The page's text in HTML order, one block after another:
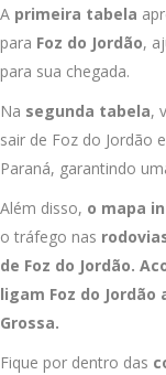
A primeira tabela
para Foz do Jordão,
para sua chegada.
Na segunda tabela,
sair de Foz do Jordão
Paraná, garantindo
Além disso, o mapa
o tráfego nas
de Foz do Jordão.
ligam Foz do Jordão
Grossa.
Fique por dentro das